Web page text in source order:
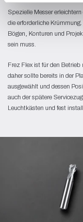
Spezielle Messer
die erforderliche
Bögen, Konturen und
sein muss.
Frez Flex ist für den
daher sollte bereits in der
ausgewählt und dessen
auch der spätere
Leuchtkästen und fest